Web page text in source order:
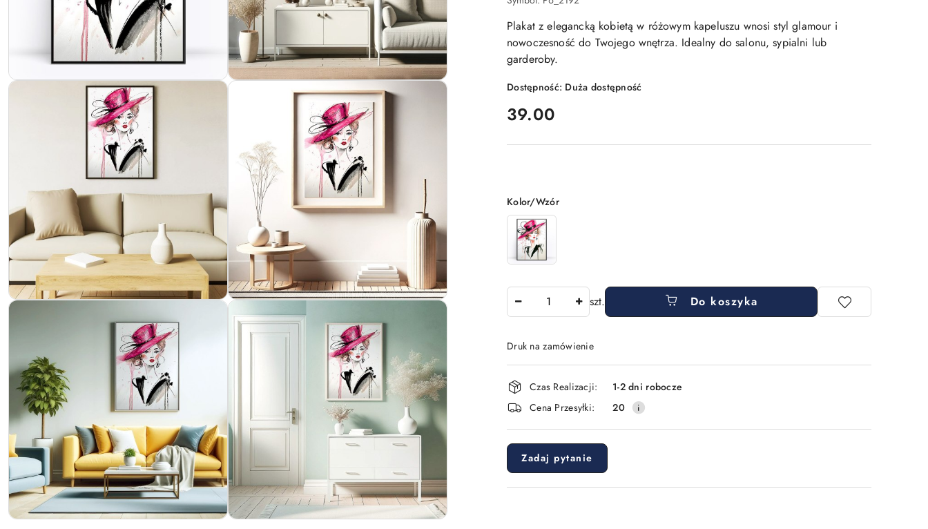
Plakat z elegancką kobietą w różowym kapeluszu wnosi styl glamour i
nowoczesność do Twojego wnętrza. Idealny do salonu, sypialni lub
garderoby.
Dostępność: Duża dostępność
cena:
39.00
Wariant
Kolor/Wzór
szt. Do koszyka
Druk na zamówienie
Dostępność
i
dostawa
Czas Realizacji:
1-2 dni robocze
Cena Przesyłki:
20
Zadaj pytanie